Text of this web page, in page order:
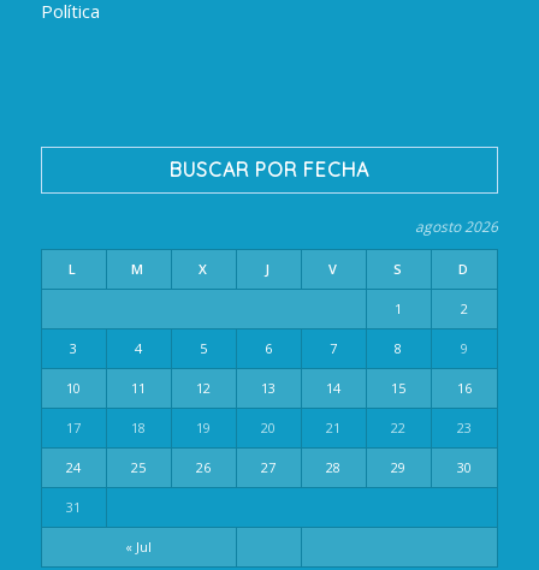
Política
BUSCAR POR FECHA
agosto 2026
L M X J V S D
« Jul
1 2
3 4 5 6 7 8 9
10 11 12 13 14 15 16
17 18 19 20 21 22 23
24 25 26 27 28 29 30
31